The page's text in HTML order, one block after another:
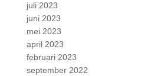
juli 2023
juni 2023
mei 2023
april 2023
februari 2023
september 2022